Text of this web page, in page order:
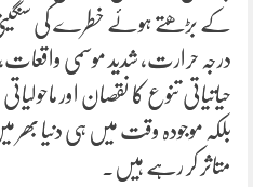
کے بڑھتے ہوئے خطرے کی سنگینی
درجہ حرارت، شدید موسمی واقعات،
حیاتیاتی تنوع کا نقصان اور
بلکہ موجودہ وقت میں ہی دنیا بھر
متاثر کر رہے ہیں۔